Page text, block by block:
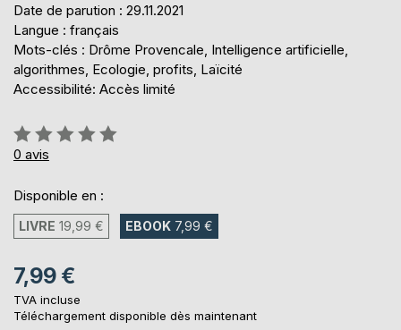
Date de parution : 29.11.2021
Langue : français
Mots-clés : Drôme Provencale, Intelligence artificielle,
algorithmes, Ecologie, profits, Laïcité
Accessibilité: Accès limité
Évaluation:
0%
0 avis
Disponible en :
LIVRE 19,99 € EBOOK 7,99 €
7,99 €
TVA incluse
Téléchargement disponible dès maintenant